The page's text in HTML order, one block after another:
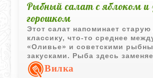
Рыбный салат с яблоком
горошком
Этот салат напоминает
классику, что-то среднее
«Оливье» и советскими
закусками. Рыба здесь
привычное мясо или колбасу, а
антоновка добавляет ту самую
Вилка